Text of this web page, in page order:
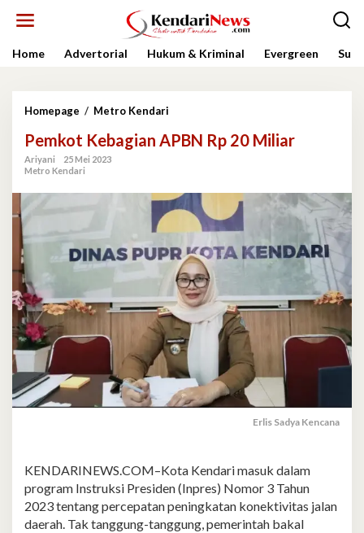
Home
Advertorial Hukum & Kriminal Evergreen
Homepage / Metro Kendari
APBN
Pemkot Kebagian APBN Rp 20 Miliar
Ariyani
25 Mei 2023
Metro Kendari
Erlis Sadya Kencana
KENDARINEWS.COM–Kota Kendari masuk dalam
program Instruksi Presiden (Inpres) Nomor 3 Tahun
2023 tentang percepatan peningkatan konektivitas jalan
daerah. Tak tanggung-tanggung, pemerintah bakal